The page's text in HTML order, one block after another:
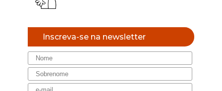
Inscreva-se na newsletter